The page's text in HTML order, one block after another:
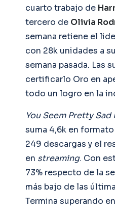
cuarto trabajo de
tercero de Olivia
semana retiene el
con 28k unidades a
semana pasada. Las
certificarlo Oro en
todo un logro en la
You Seem Pretty
suma 4,6k en
249 descargas y el
en streaming. Con
73% respecto de la
más bajo de las
Termina superando